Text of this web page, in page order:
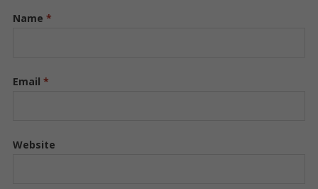
Name *
Email *
Website